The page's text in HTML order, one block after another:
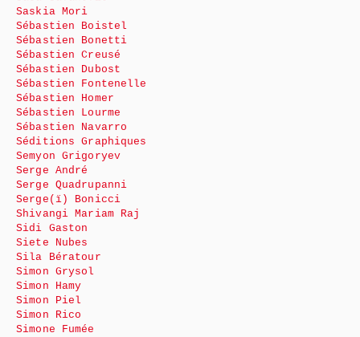
Saskia Mori
Sébastien Boistel
Sébastien Bonetti
Sébastien Creusé
Sébastien Dubost
Sébastien Fontenelle
Sébastien Homer
Sébastien Lourme
Sébastien Navarro
Séditions Graphiques
Semyon Grigoryev
Serge André
Serge Quadrupanni
Serge(ï) Bonicci
Shivangi Mariam Raj
Sidi Gaston
Siete Nubes
Sila Bératour
Simon Grysol
Simon Hamy
Simon Piel
Simon Rico
Simone Fumée